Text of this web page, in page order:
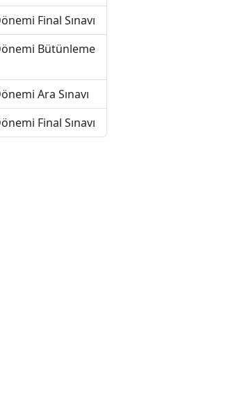
Final Sınavı
Bütünleme
Ara Sınavı
Final Sınavı